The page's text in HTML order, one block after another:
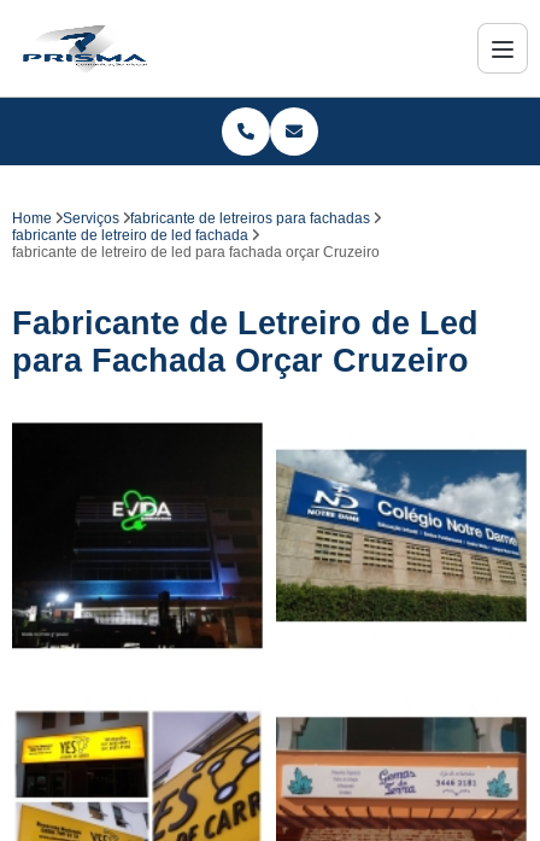
Home Serviços
fabricante de letreiros para fachadas
fabricante de letreiro de led fachada
fabricante de letreiro de led para fachada orçar Cruzeiro
Fabricante de Letreiro de Led
para Fachada Orçar Cruzeiro